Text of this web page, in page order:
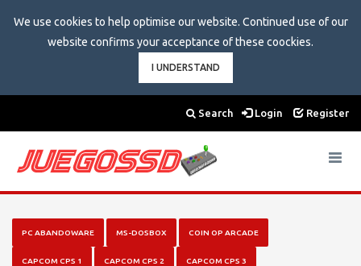
We use cookies to help optimise our website. Continued use of our
website confirms your acceptance of these coockies.
I UNDERSTAND
Search Login Register
Toggle
PC ABANDOWARE MS-DOSBOX COIN OP ARCADE
CAPCOM CPS 1 CAPCOM CPS 2 CAPCOM CPS 3